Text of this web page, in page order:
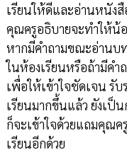
เรียนให้ดีและอ่านหนัง
คุณครูอธิบายจะทำให้น้อ
หากมีคำถามขณะอ่านบ
ในห้องเรียนหรือถ้ามีค
เพื่อให้เข้าใจชัดเจน รั
เรียนมากขึ้นแล้ว ยังเป็
ก็จะเข้าใจด้วยแถมคุณ
เรียนอีกด้วย